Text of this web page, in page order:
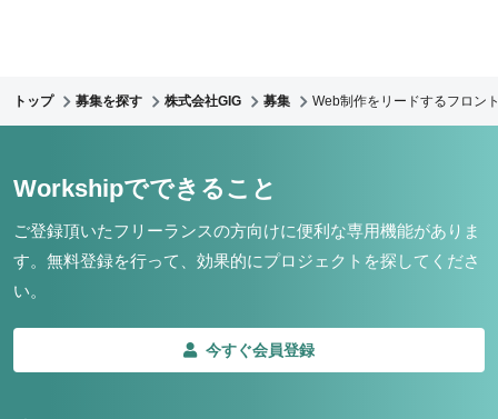
トップ 募集を探す 株式会社GIG 募集 Web制作をリードするフロン
Workshipでできること
ご登録頂いたフリーランスの方向けに便利な専用機能がありま
す。 無料登録を行って、効果的にプロジェクトを探してくださ
い。
今すぐ会員登録